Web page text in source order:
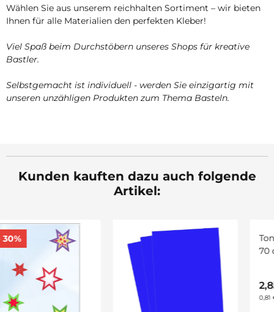
Wählen Sie aus unserem reichhalten Sortiment – wir bieten
Ihnen für alle Materialien den perfekten Kleber!
Viel Spaß beim Durchstöbern unseres Shops für kreative
Bastler.
Selbstgemacht ist individuell - werden Sie einzigartig mit
unseren unzähligen Produkten zum Thema Basteln.
Kunden kauften dazu auch folgende
Artikel: